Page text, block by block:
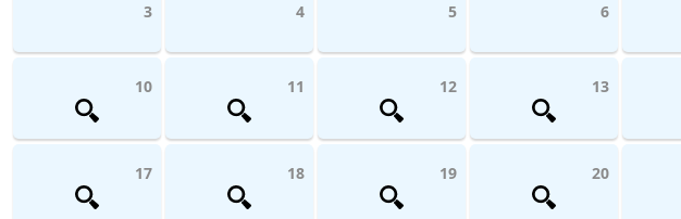
3 4 5 6
10 11 12 13
17 18 19 20